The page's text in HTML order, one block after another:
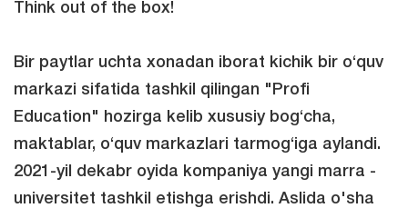
Think out of the box!
Bir paytlar uchta xonadan iborat kichik bir o‘quv
markazi sifatida tashkil qilingan "Profi
Education" hozirga kelib xususiy bog‘cha,
maktablar, o‘quv markazlari tarmog‘iga aylandi.
2021-yil dekabr oyida kompaniya yangi marra -
universitet tashkil etishga erishdi. Aslida o'sha